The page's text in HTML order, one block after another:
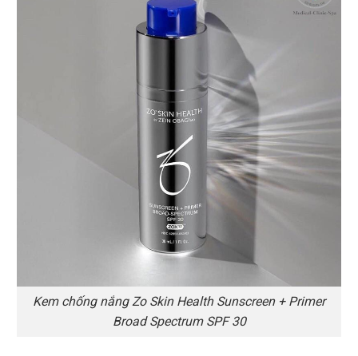
Kem chống nắng Zo Skin Health Sunscreen + Primer
Broad Spectrum SPF 30